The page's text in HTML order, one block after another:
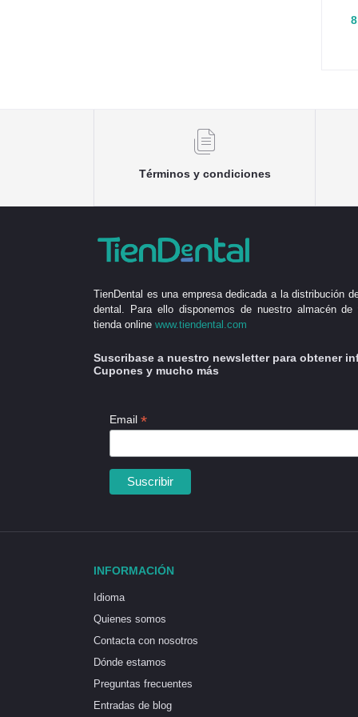
Términos y condiciones
TienDental es una empresa dedicada a la distribución
dental. Para ello disponemos de nuestro almacén
tienda online www.tiendental.com
Suscribase a nuestro newsletter para obtener
Cupones y mucho más
Email *
INFORMACIÓN
Idioma
Quienes somos
Contacta con nosotros
Dónde estamos
Preguntas frecuentes
Entradas de blog